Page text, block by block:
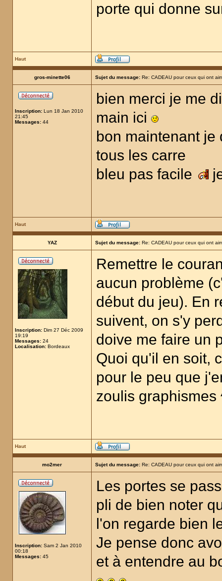
porte qui donne
Haut
gros-minette06 Sujet du message: Re: CADEAU pour ceux qui ont
Inscription: Lun 18 Jan 2010
21:45
Messages: 44
bien merci je me
main ici
bon maintenant je
tous les carre
bleu pas facile
Haut
YAZ Sujet du message: Re: CADEAU pour ceux qui ont
Inscription: Dim 27 Déc 2009
19:19
Messages: 24
Localisation: Bordeaux
Remettre le
aucun problème
début du jeu). En
suivent, on s'y
doive me faire un
Quoi qu'il en soit,
pour le peu que
zoulis
Haut
mo2mer Sujet du message: Re: CADEAU pour ceux qui ont
Inscription: Sam 2 Jan 2010
00:18
Messages: 45
Les portes se
pli de bien noter
l'on regarde bien
Je pense donc
et à entendre au